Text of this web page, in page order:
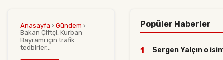
Anasayfa › Gündem ›
Bakan Çiftçi, Kurban
Bayramı için trafik
tedbirler...
Popüler Haberler
1 Sergen Yalçın o